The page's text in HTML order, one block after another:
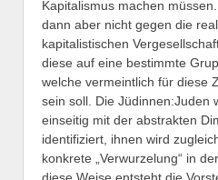
Kapitalismus machen
dann aber nicht gegen die
kapitalistischen
diese auf eine bestimmte
welche vermeintlich für diese
sein soll. Die Jüdinnen:Juden
einseitig mit der abstrakten
identifiziert, ihnen wird
konkrete „Verwurzelung“ in